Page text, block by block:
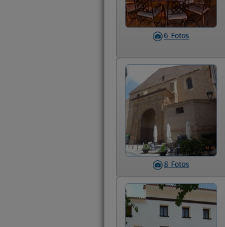
6 Fotos
8 Fotos